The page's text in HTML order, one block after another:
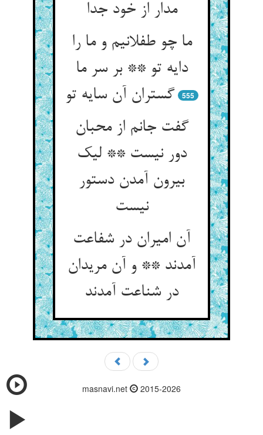
مدار از خود جدا
ما چو طفلانیم و ما را
دایه تو ** بر سر ما
گستران آن سایه تو
555
گفت جانم از محبان
دور نیست ** لیک
بیرون آمدن دستور
نیست‌‌
آن امیران در شفاعت
آمدند ** و آن مریدان
در شناعت آمدند
masnavi.net 2015-2026